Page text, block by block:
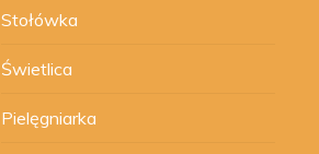
Stołówka
Świetlica
Pielęgniarka